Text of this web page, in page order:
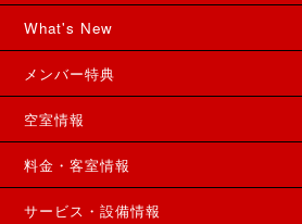
What's New
メンバー特典
空室情報
料金・客室情報
サービス・設備情報